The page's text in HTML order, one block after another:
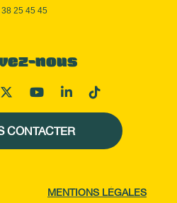
25 45 45
nous
CONTACTER
MENTIONS LÉGALES